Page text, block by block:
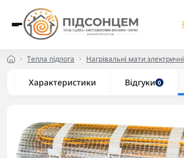
Тепла підлога Нагрівальні мати электричні
Характеристики Відгуки 0